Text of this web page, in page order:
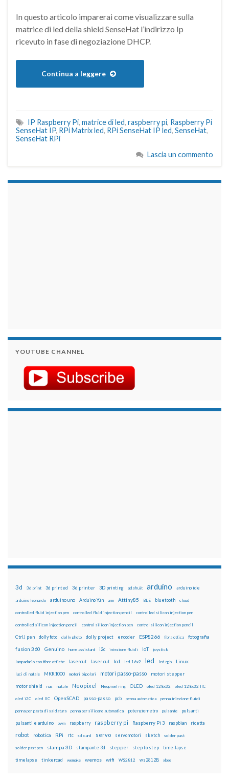
In questo articolo imparerai come visualizzare sulla
matrice di led della shield SenseHat l’indirizzo Ip
ricevuto in fase di negoziazione DHCP.
Continua a leggere
IP Raspberry Pi, matrice di led, raspberry pi, Raspberry Pi
SenseHat IP, RPi Matrix led, RPi SenseHat IP led, SenseHat,
SenseHat RPi
Lascia un commento
YOUTUBE CHANNEL
3d 3d print 3d printed 3d printer 3D printing adafruit arduino arduino ide
arduino leonardo arduino uno Arduino Yún arm Attiny85 BLE bluetooth cloud
controlled fluid injection pen controlled fluid injection pencil controlled silicon injection pen
controlled silicon injection pencil control silicon injection pen control silicon injection pencil
CtrlJ pen dolly foto dolly photo dolly project encoder ESP8266 fibra ottica fotografia
fusion 360 Genuino home assistant i2c iniezione fluidi IoT joystick
lampadario con fibre ottiche lasercut laser cut lcd lcd 16x2 led led rgb Linux
luci di natale MKR1000 motori bipolari motori passo-passo motori stepper
motor shield nas natale Neopixel Neopixel ring OLED oled 128x32 oled 128x32 IIC
oled i2C oled IIC OpenSCAD passo-passo pcb penna automatica penna iniezione fluidi
penna per pasta di saldatura penna per silicone automatica potenziometro pulsante pulsanti
pulsanti e arduino pwm raspberry raspberry pi Raspberry Pi 3 raspbian ricetta
robot robotica RPi rtc sd card servo servomotori sketch solder past
solder past pen stampa 3D stampante 3d stepper step to step time-lapse
timelapse tinkercad wemake wemos wifi WS2812 ws2812B xbee